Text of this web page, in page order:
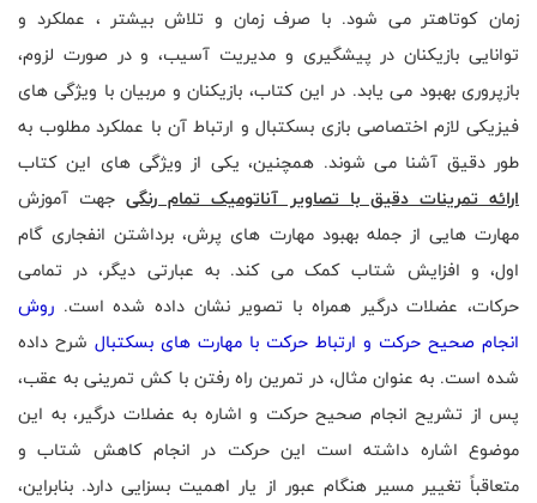
زمان کوتاهتر می شود. با صرف زمان و تلاش بیشتر ، عملکرد و
توانایی بازیکنان در پیشگیری و مدیریت آسیب، و در صورت لزوم،
بازپروری بهبود می یابد. در این کتاب، بازیکنان و مربیان با ویژگی های
فیزیکی لازم اختصاصی بازی بسکتبال و ارتباط آن با عملکرد مطلوب به
طور دقیق آشنا می شوند. همچنین، یکی از ویژگی های این کتاب
ارائه تمرینات دقیق با تصاویر آناتومیک تمام رنگیجهت آموزش
مهارت هایی از جمله بهبود مهارت های پرش، برداشتن انفجاری گام
اول، و افزایش شتاب کمک می کند. به عبارتی دیگر، در تمامی
حرکات، عضلات درگیر همراه با تصویر نشان داده شده است. روش
انجام صحیح حرکت و ارتباط حرکت با مهارت های بسکتبال شرح داده
شده است. به عنوان مثال، در تمرین راه رفتن با کش تمرینی به عقب،
پس از تشریح انجام صحیح حرکت و اشاره به عضلات درگیر، به این
موضوع اشاره داشته است این حرکت در انجام کاهش شتاب و
متعاقباً تغییر مسیر هنگام عبور از یار اهمیت بسزایی دارد. بنابراین،